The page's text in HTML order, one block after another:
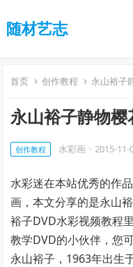
随材艺志
首页 创作教程 永山裕子
永山裕子静物
创作教程 水彩画 · 2015-11-
水彩迷在本站优秀的作
画，本文分享的是永山
裕子DVD水彩视频教程
教学DVD的小伙伴，您
永山裕子，1963年出生